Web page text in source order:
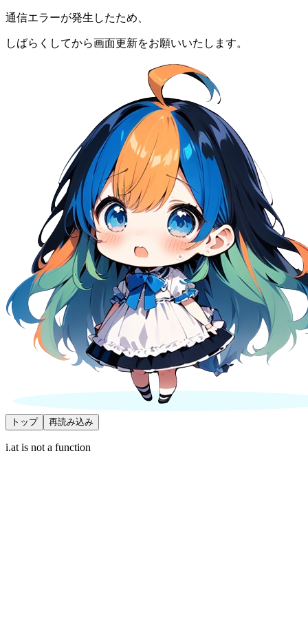
通信エラーが発生したため、
しばらくしてから画面更新をお願いいたします。
トップ 再読み込み
i.at is not a function